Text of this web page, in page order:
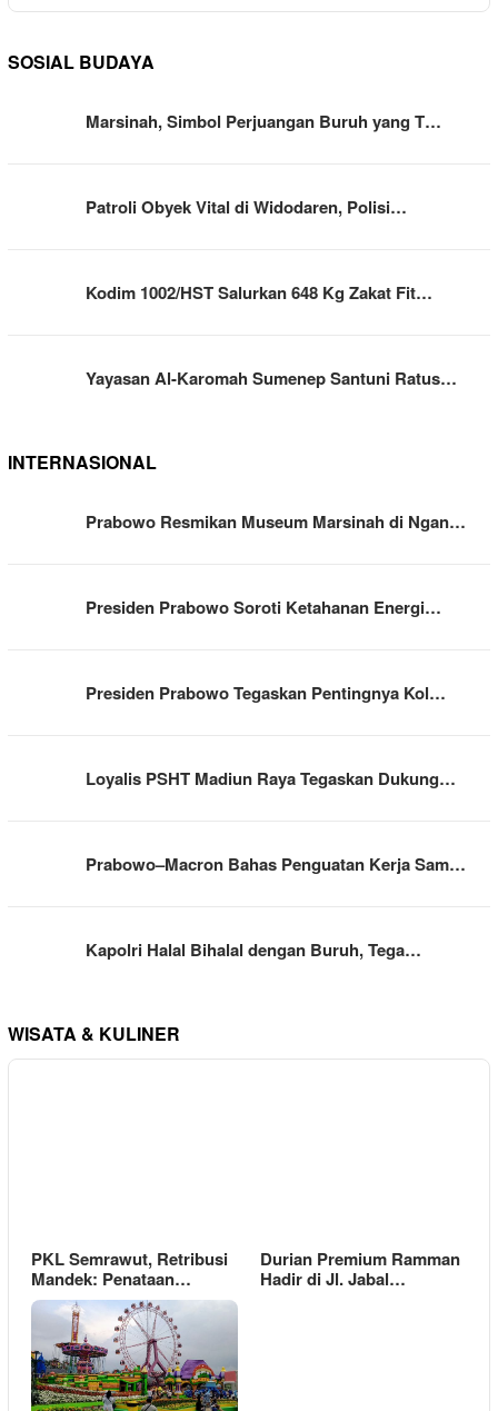
SOSIAL BUDAYA
Marsinah, Simbol Perjuangan Buruh yang T…
Patroli Obyek Vital di Widodaren, Polisi…
Kodim 1002/HST Salurkan 648 Kg Zakat Fit…
Yayasan Al-Karomah Sumenep Santuni Ratus…
INTERNASIONAL
Prabowo Resmikan Museum Marsinah di Ngan…
Presiden Prabowo Soroti Ketahanan Energi…
Presiden Prabowo Tegaskan Pentingnya Kol…
Loyalis PSHT Madiun Raya Tegaskan Dukung…
Prabowo–Macron Bahas Penguatan Kerja Sam…
Kapolri Halal Bihalal dengan Buruh, Tega…
WISATA & KULINER
PKL Semrawut, Retribusi
Mandek: Penataan…
Durian Premium Ramman
Hadir di Jl. Jabal…